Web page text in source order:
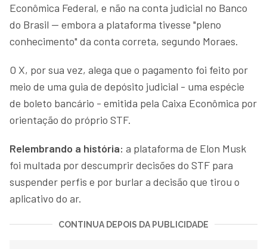
Econômica Federal, e não na conta judicial no Banco
do Brasil — embora a plataforma tivesse "pleno
conhecimento" da conta correta, segundo Moraes.
O X, por sua vez, alega que o pagamento foi feito por
meio de uma guia de depósito judicial - uma espécie
de boleto bancário - emitida pela Caixa Econômica por
orientação do próprio STF.
Relembrando a história: a plataforma de Elon Musk
foi multada por descumprir decisões do STF para
suspender perfis e por burlar a decisão que tirou o
aplicativo do ar.
CONTINUA DEPOIS DA PUBLICIDADE